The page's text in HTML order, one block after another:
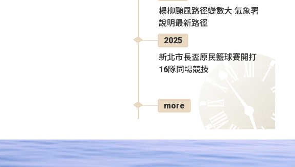
楊柳颱風路徑變數大 氣象署
說明最新路徑
2025
新北市長盃原民籃球賽開打
16隊同場競技
more